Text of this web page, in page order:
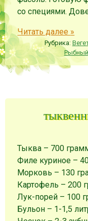
со специями.
Читать далее »
Рубрика:
Рыбный
Тыква – 700
Филе куриное –
Морковь – 130
Картофель –200
Лук-порей – 100
Бульон – 1-1,5